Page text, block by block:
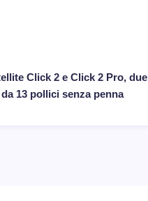
Click 2 e Click 2 Pro, due
13 pollici senza penna